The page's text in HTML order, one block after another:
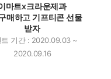
마트x크라운제과
매하고 기프티콘 선물
받자
트 기간 : 2020.09.03 ~
2020.09.16